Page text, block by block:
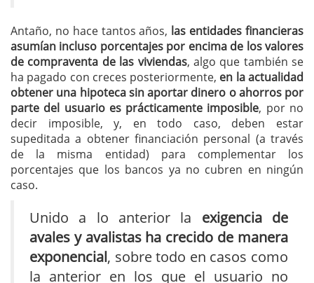
Antaño, no hace tantos años, las entidades financieras
asumían incluso porcentajes por encima de los valores
de compraventa de las viviendas, algo que también se
ha pagado con creces posteriormente, en la actualidad
obtener una hipoteca sin aportar dinero o ahorros por
parte del usuario es prácticamente imposible, por no
decir imposible, y, en todo caso, deben estar
supeditada a obtener financiación personal (a través
de la misma entidad) para complementar los
porcentajes que los bancos ya no cubren en ningún
caso.
Unido a lo anterior la exigencia de
avales y avalistas ha crecido de manera
exponencial, sobre todo en casos como
la anterior en los que el usuario no